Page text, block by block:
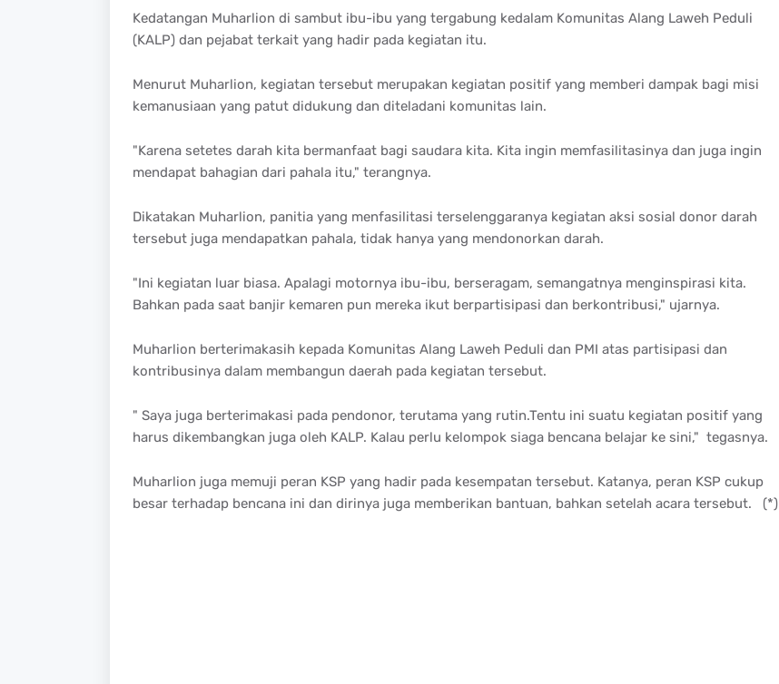
Kedatangan Muharlion di sambut ibu-ibu yang tergabung kedalam Komunitas Alang Laweh Peduli
(KALP) dan pejabat terkait yang hadir pada kegiatan itu.
Menurut Muharlion, kegiatan tersebut merupakan kegiatan positif yang memberi dampak bagi misi
kemanusiaan yang patut didukung dan diteladani komunitas lain.
"Karena setetes darah kita bermanfaat bagi saudara kita. Kita ingin memfasilitasinya dan juga ingin
mendapat bahagian dari pahala itu," terangnya.
Dikatakan Muharlion, panitia yang menfasilitasi terselenggaranya kegiatan aksi sosial donor darah
tersebut juga mendapatkan pahala, tidak hanya yang mendonorkan darah.
"Ini kegiatan luar biasa. Apalagi motornya ibu-ibu, berseragam, semangatnya menginspirasi kita.
Bahkan pada saat banjir kemaren pun mereka ikut berpartisipasi dan berkontribusi," ujarnya.
Muharlion berterimakasih kepada Komunitas Alang Laweh Peduli dan PMI atas partisipasi dan
kontribusinya dalam membangun daerah pada kegiatan tersebut.
" Saya juga berterimakasi pada pendonor, terutama yang rutin.Tentu ini suatu kegiatan positif yang
harus dikembangkan juga oleh KALP. Kalau perlu kelompok siaga bencana belajar ke sini," tegasnya.
Muharlion juga memuji peran KSP yang hadir pada kesempatan tersebut. Katanya, peran KSP cukup
besar terhadap bencana ini dan dirinya juga memberikan bantuan, bahkan setelah acara tersebut. (*)